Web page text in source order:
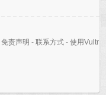
免责声明 - 联系方式 - 使用Vultr